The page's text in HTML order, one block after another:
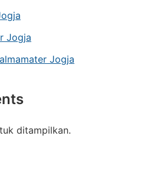
Jogja
Jogja
ditampilkan.